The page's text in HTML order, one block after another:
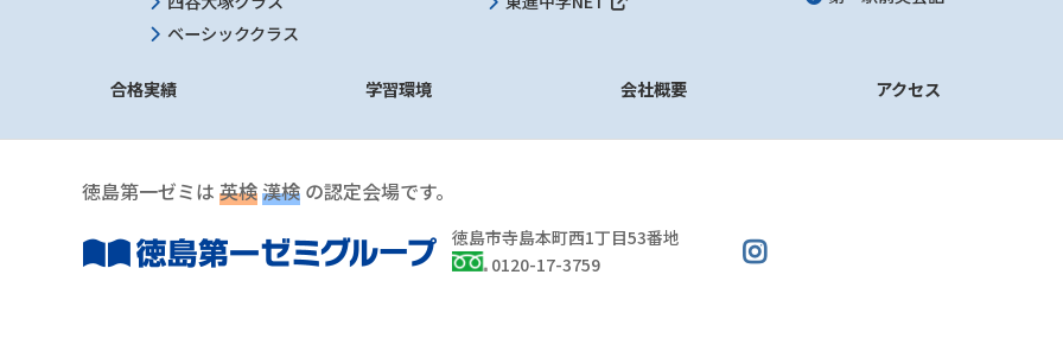
ベーシッククラス
合格実績 学習環境 会社概要 アクセス
徳島第一ゼミは英検漢検 の認定会場です。
徳島市寺島本町西1丁目53番地
0120-17-3759